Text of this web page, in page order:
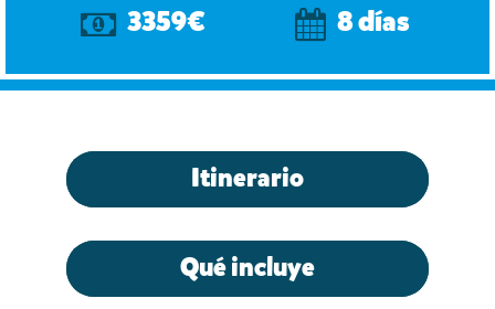
3359€ 8 días
Itinerario
Qué incluye